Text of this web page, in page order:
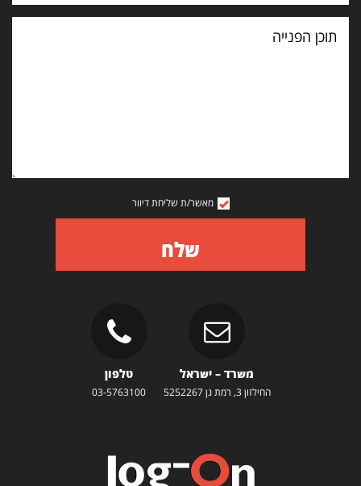
תוכן
הפנייה
מאשר/ת שליחת דיוור
שלח
משרד – ישראל
החילזון 3, רמת גן 5252267
טלפון
03-5763100